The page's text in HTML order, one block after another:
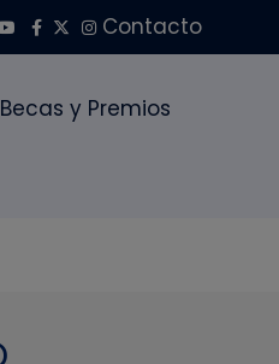
Contacto
Becas y Premios